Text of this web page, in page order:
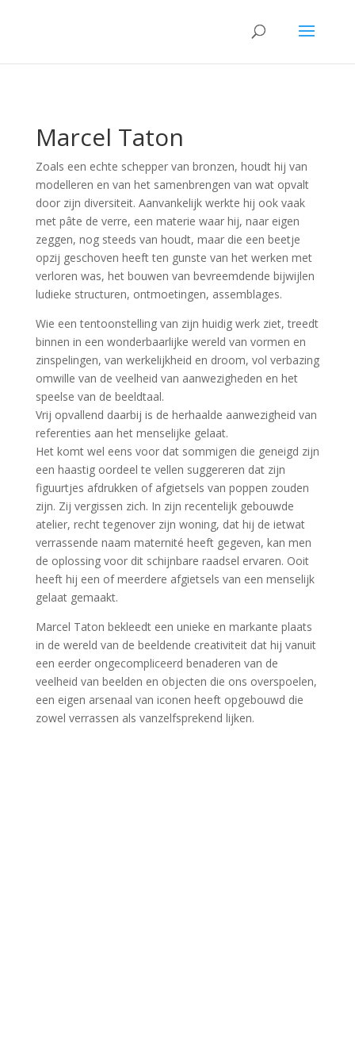
Marcel Taton
Zoals een echte schepper van bronzen, houdt hij van
modelleren en van het samenbrengen van wat opvalt
door zijn diversiteit. Aanvankelijk werkte hij ook vaak
met pâte de verre, een materie waar hij, naar eigen
zeggen, nog steeds van houdt, maar die een beetje
opzij geschoven heeft ten gunste van het werken met
verloren was, het bouwen van bevreemdende bijwijlen
ludieke structuren, ontmoetingen, assemblages.
Wie een tentoonstelling van zijn huidig werk ziet, treedt
binnen in een wonderbaarlijke wereld van vormen en
zinspelingen, van werkelijkheid en droom, vol verbazing
omwille van de veelheid van aanwezigheden en het
speelse van de beeldtaal.
Vrij opvallend daarbij is de herhaalde aanwezigheid van
referenties aan het menselijke gelaat.
Het komt wel eens voor dat sommigen die geneigd zijn
een haastig oordeel te vellen suggereren dat zijn
figuurtjes afdrukken of afgietsels van poppen zouden
zijn. Zij vergissen zich. In zijn recentelijk gebouwde
atelier, recht tegenover zijn woning, dat hij de ietwat
verrassende naam maternité heeft gegeven, kan men
de oplossing voor dit schijnbare raadsel ervaren. Ooit
heeft hij een of meerdere afgietsels van een menselijk
gelaat gemaakt.
Marcel Taton bekleedt een unieke en markante plaats
in de wereld van de beeldende creativiteit dat hij vanuit
een eerder ongecompliceerd benaderen van de
veelheid van beelden en objecten die ons overspoelen,
een eigen arsenaal van iconen heeft opgebouwd die
zowel verrassen als vanzelfsprekend lijken.